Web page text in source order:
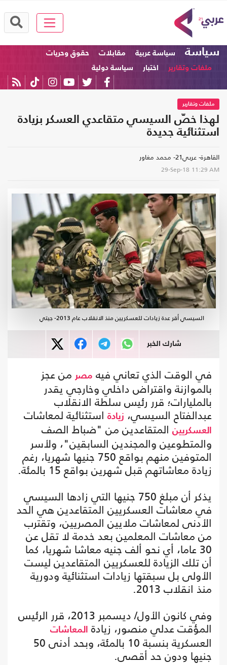
سياسة سياسة عربية مقابلات
حقوق وحريات
ملفات وتقارير
اختبار سياسة دولية
ملفات وتقارير
لهذا خصّ السيسي متقاعدي العسكر بزيادة
استثنائية جديدة
القاهرة- عربي21- محمد مغاور
29-Sep-18 11:29 AM
السيسي أقر عدة زيادات للعسكريين منذ الانقلاب عام 2013- جيتي
شارك الخبر
في الوقت الذي تعاني فيه مصر من عجز
بالموازنة واقتراض داخلي وخارجي يقدر
بالمليارات؛ قرر رئيس سلطة الانقلاب
عبدالفتاح السيسي، زيادة استثنائية لمعاشات
العسكريين المتقاعدين من "ضباط الصف
والمتطوعين والمجندين السابقين"، ولأسر
المتوفين منهم بواقع 750 جنيها شهريا، رغم
زيادة معاشاتهم قبل شهرين بواقع 15 بالمئة.
يذكر أن مبلغ 750 جنيها التي زادها السيسي
في معاشات العسكريين المتقاعدين هي الحد
الأدنى لمعاشات ملايين المصريين، وتقترب
من معاشات المعلمين بعد خدمة لا تقل عن
30 عاما، أي نحو ألف جنيه معاشا شهريا، كما
أن تلك الزيادة للعسكريين المتقاعدين ليست
الأولى بل سبقتها زيادات استثنائية ودورية
منذ انقلاب 2013.
وفي كانون الأول/ ديسمبر 2013، قرر الرئيس
المؤقت عدلي منصور، زيادة المعاشات
العسكرية بنسبة 10 بالمئة، وبحد أدنى 50
جنيها ودون حد أقصى.